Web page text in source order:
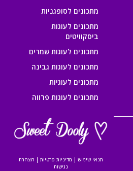
מתכונים לסופגניות
מתכונים לעוגות
ביסקוויטים
מתכונים לעוגות שמרים
מתכונים לעוגות גבינה
מתכונים לעוגיות
מתכונים לעוגות פרווה
תנאי שימוש | מדיניות פרטיות | הצהרת
נגישות